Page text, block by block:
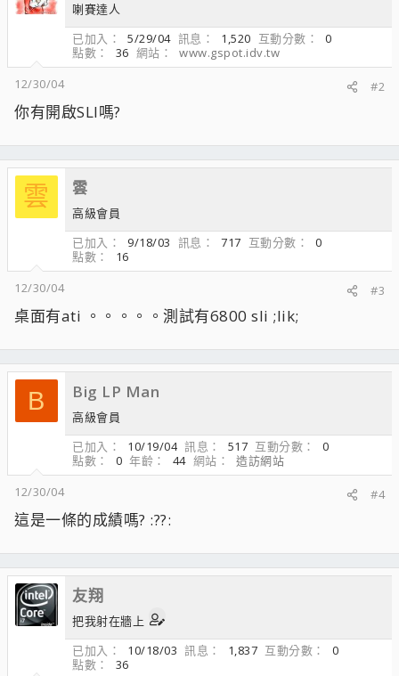
喇賽達人
已加入
5/29/04 訊息 1,520 互動分數
0
點數
36 網站
www.gspot.idv.tw
12/30/04
#2
你有開啟SLI嗎?
雲 雲
高級會員
已加入
9/18/03 訊息 717 互動分數
0
點數
16
12/30/04
#3
桌面有ati 。。。。。測試有6800 sli ;lik;
B Big LP Man
高級會員
已加入
10/19/04 訊息 517 互動分數
0
點數
0 年齡 44 網站
造訪網站
12/30/04
#4
這是一條的成績嗎? :??:
友翔
把我射在牆上
已加入
10/18/03 訊息 1,837 互動分數
0
點數
36